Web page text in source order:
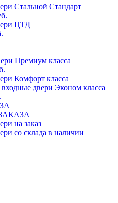
Стальной Стандарт
ЦТД
Премиум класса
Комфорт класса
двери Эконом класса
на заказ
со склада в наличии